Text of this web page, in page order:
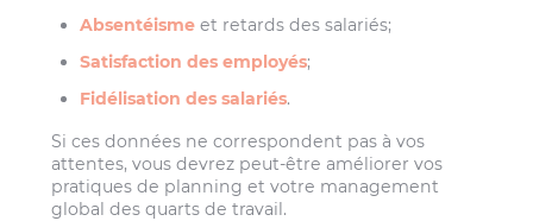
Absentéisme et retards des salariés;
Satisfaction des employés;
Fidélisation des salariés.
Si ces données ne correspondent pas à vos
attentes, vous devrez peut-être améliorer vos
pratiques de planning et votre management
global des quarts de travail.